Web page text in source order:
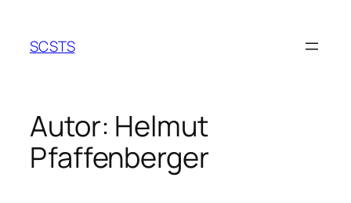
springen
SCSTS
Autor: Helmut
Pfaffenberger